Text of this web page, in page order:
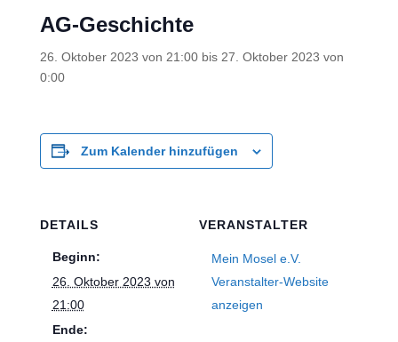
AG-Geschichte
26. Oktober 2023 von 21:00bis 27. Oktober 2023 von
0:00
Zum Kalender hinzufügen
DETAILS
Beginn:
26. Oktober 2023 von
21:00
Ende:
VERANSTALTER
Mein Mosel e.V.
Veranstalter-Website
anzeigen